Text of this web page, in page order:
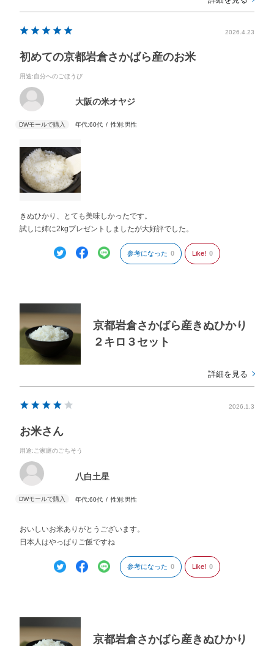
2026.4.23
初めての京都岩倉さかばら産のお米
用途:自分へのごほうび
大阪の米オヤジ
年代:60代 性別:男性
きぬひかり、とても美味しかったです。
試しに姉に2kgプレゼントしましたが大好評でした。
参考になった 0 Like! 0
京都岩倉さかばら産きぬひかり
２キロ３セット
詳細を見る
2026.1.3
お米さん
用途:ご家庭のごちそう
八白土星
年代:60代 性別:男性
おいしいお米ありがとうございます。
日本人はやっぱりご飯ですね
参考になった 0 Like! 0
京都岩倉さかばら産きぬひかり